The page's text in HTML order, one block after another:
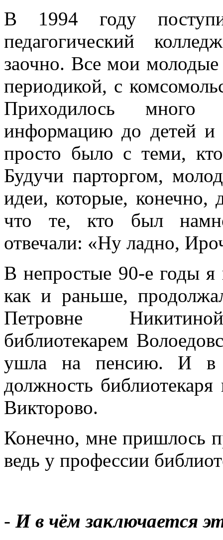
В 1994 году
педагогический
заочно. Все мои
периодикой, с
Приходилось много
информацию до детей и
просто было с теми,
Будучи парторгом,
идеи, которые, конечно,
что те, кто был
отвечали: «Ну ладно,
В непростые 90-е годы я
как и раньше,
Петровне
библиотекарем
ушла на пенсию. И в
должность
Викторово.
Конечно, мне пришлось
ведь у профессии
- И в чём заключается